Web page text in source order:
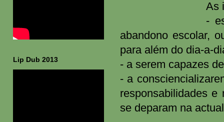
As
-
abandono escolar,
para além do dia-a-
- a serem capazes
- a
responsabilidades e
se deparam na
Lip Dub 2013